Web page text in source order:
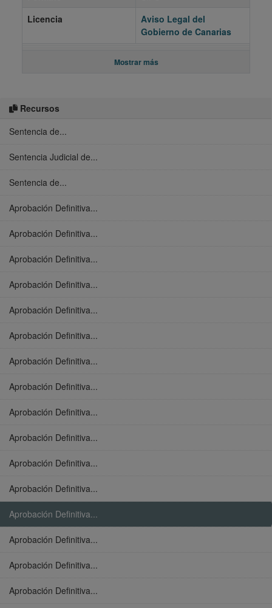
Recursos
Sentencia de...
Sentencia Judicial de...
Sentencia de...
Aprobación Definitiva...
Aprobación Definitiva...
Aprobación Definitiva...
Aprobación Definitiva...
Aprobación Definitiva...
Aprobación Definitiva...
Aprobación Definitiva...
Aprobación Definitiva...
Aprobación Definitiva...
Aprobación Definitiva...
Aprobación Definitiva...
Aprobación Definitiva...
Aprobación Definitiva...
Aprobación Definitiva...
Aprobación Definitiva...
Aprobación Definitiva...
Licencia
Aviso Legal del
Gobierno de Canarias
Mostrar más